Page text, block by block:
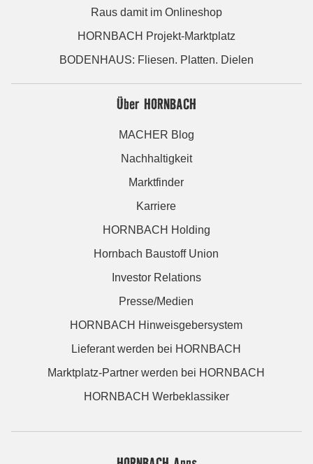
Raus damit im Onlineshop
HORNBACH Projekt-Marktplatz
BODENHAUS: Fliesen. Platten. Dielen
Über HORNBACH
MACHER Blog
Nachhaltigkeit
Marktfinder
Karriere
HORNBACH Holding
Hornbach Baustoff Union
Investor Relations
Presse/Medien
HORNBACH Hinweisgebersystem
Lieferant werden bei HORNBACH
Marktplatz-Partner werden bei HORNBACH
HORNBACH Werbeklassiker